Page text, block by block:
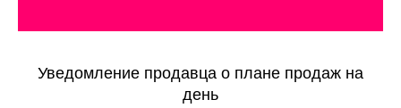
Уведомление продавца о плане продаж на
день